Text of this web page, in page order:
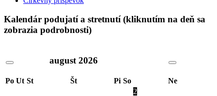
Kalendár podujatí a stretnutí (kliknutím na deň sa
zobrazia podrobnosti)
august 2026
Po Ut St Št Pi So Ne
2